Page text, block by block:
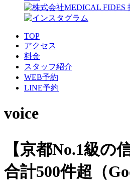
TOP
アクセス
料金
スタッフ紹介
WEB予約
LINE予約
voice
【京都No.1級の
合計500件超（